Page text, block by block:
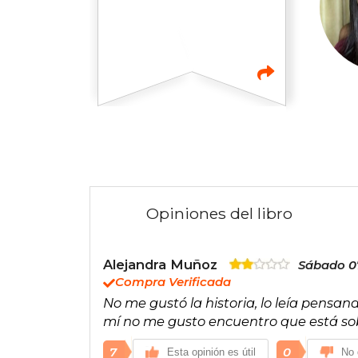
Opiniones del libro
Alejandra Muñoz
Sábado
Compra Verificada
No me gustó la historia, lo leía
mí no me gusto encuentro que está
7 Esta opinión es útil 0 No